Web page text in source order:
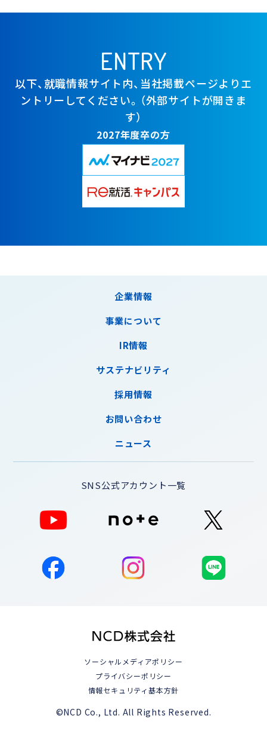
ENTRY
以下、就職情報サイト内、当社掲載ページよりエ
ントリーしてください。（外部サイトが開きま
す）
2027年度卒の方
企業情報
事業について
IR情報
サステナビリティ
採用情報
お問い合わせ
ニュース
SNS公式アカウント一覧
ソーシャルメディアポリシー
プライバシーポリシー
情報セキュリティ基本方針
©NCD Co., Ltd. All Rights Reserved.